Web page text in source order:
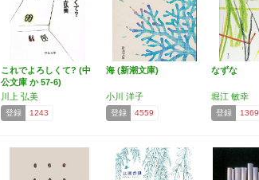
これでよろしくて? (中
公文庫 か 57-6)
川上 弘美
登録 1243
海 (新潮文庫)
小川 洋子
登録 4559
なずな
堀江 敏幸
登録 1369